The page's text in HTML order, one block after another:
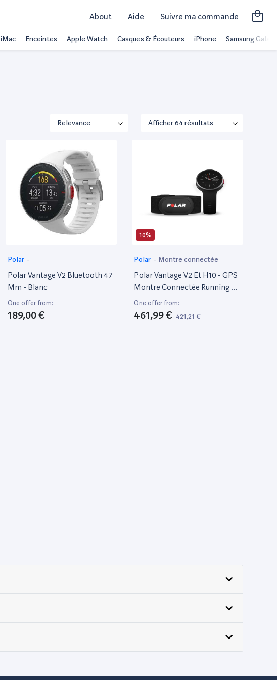
About Aide Suivre ma commande
iMac Enceintes Apple Watch Casques & Écouteurs iPhone Samsung Galaxy
Polar -
Polar Vantage V2 Bluetooth 47
Mm - Blanc
One offer from:
189,00 €
10%
Polar - Montre connectée
Polar Vantage V2 Et H10 - GPS
Montre Connectée Running Et
Triathlon Premium - Mesure
De La Fréquence Cardiaque Au
Poignet Pour Course À Pied,
One offer from:
461,99 € 421,21 €